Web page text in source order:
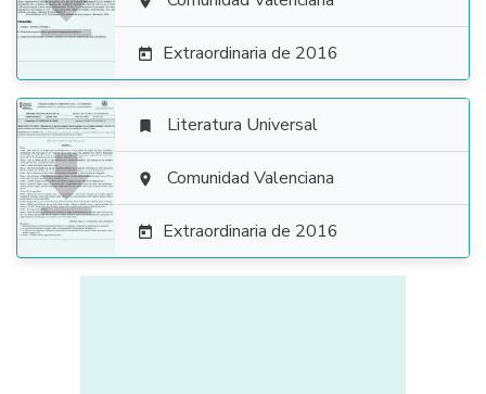
 Extraordinaria de 2016

 Literatura Universal
 Comunidad Valenciana
 Extraordinaria de 2016